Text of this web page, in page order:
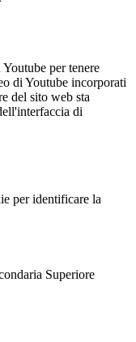
per tenere
di Youtube incorporati
del sito web sta
di
per identificare la
Superiore